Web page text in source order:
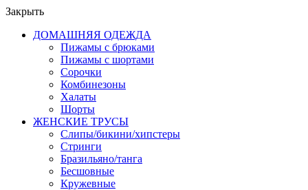
Закрыть
ДОМАШНЯЯ ОДЕЖДА
Пижамы с брюками
Пижамы с шортами
Сорочки
Комбинезоны
Халаты
Шорты
ЖЕНСКИЕ ТРУСЫ
Слипы/бикини/хипстеры
Стринги
Бразильяно/танга
Бесшовные
Кружевные